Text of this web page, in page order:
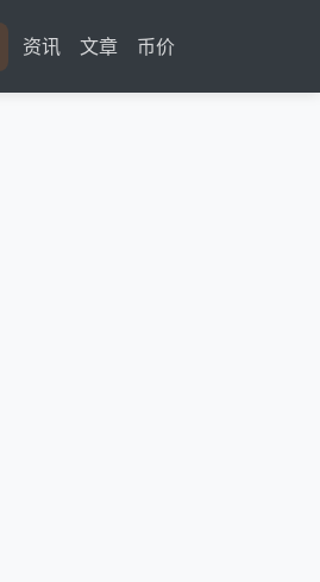
资讯 文章 币价